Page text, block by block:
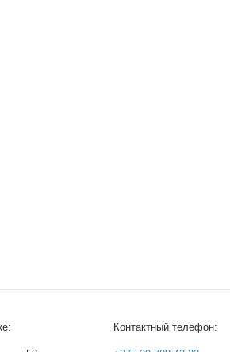
Контактный телефон: